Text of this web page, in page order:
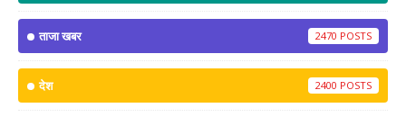
ताजा खबर 2470
देश 2400